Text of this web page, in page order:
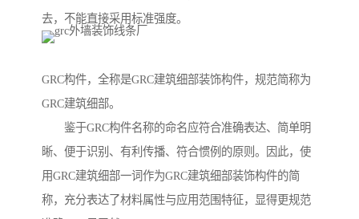
去，不能直接采用标准强度。
GRC构件，全称是GRC建筑细部装饰构件，规范简称为
GRC建筑细部。
鉴于GRC构件名称的命名应符合准确表达、简单明
晰、便于识别、有利传播、符合惯例的原则。因此，使
用GRC建筑细部一词作为GRC建筑细部装饰构件的简
称，充分表达了材料属性与应用范围特征，显得更规范